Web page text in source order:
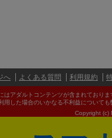
へ よくある質問 利用規約
はアダルトコンテンツが含まれており
用した場合のいかなる不利益について
Copyright (c)